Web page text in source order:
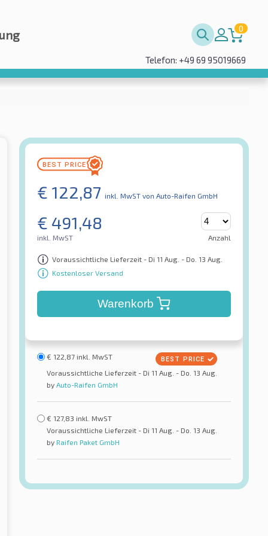
0
Telefon: +49 69 95019669
€ 122,87 inkl. MwST von Auto-Raifen GmbH
€ 491,48
inkl. MwST Anzahl
Voraussichtliche Lieferzeit - Di 11 Aug. - Do. 13 Aug.
Kostenloser Versand
Warenkorb
€ 122,87 inkl. MwST
Voraussichtliche Lieferzeit - Di 11 Aug. - Do. 13 Aug.
by Auto-Raifen GmbH
€ 127,83 inkl. MwST
Voraussichtliche Lieferzeit - Di 11 Aug. - Do. 13 Aug.
by Raifen Paket GmbH